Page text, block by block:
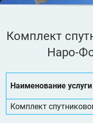
Комплект
Наро-
Наименование услуги
Комплект